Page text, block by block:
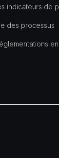
indicateurs de
des processus